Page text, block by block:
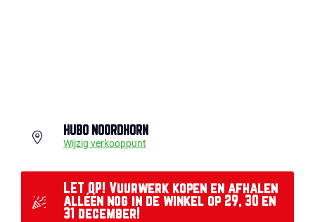
HUBO NOORDHORN
Wijzig verkooppunt
LET OP! Vuurwerk kopen en afhalen
alléén nog in de winkel op 29, 30 en
31 december!